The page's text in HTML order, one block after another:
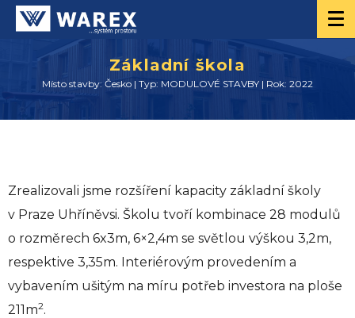
Základní škola
Místo stavby: Česko | Typ: MODULOVÉ STAVBY | Rok: 2022
Zrealizovali jsme rozšíření kapacity základní školy
v Praze Uhříněvsi. Školu tvoří kombinace 28 modulů
o rozměrech 6x3m, 6×2,4m se světlou výškou 3,2m,
respektive 3,35m. Interiérovým provedením a
vybavením ušitým na míru potřeb investora na ploše
211m2.